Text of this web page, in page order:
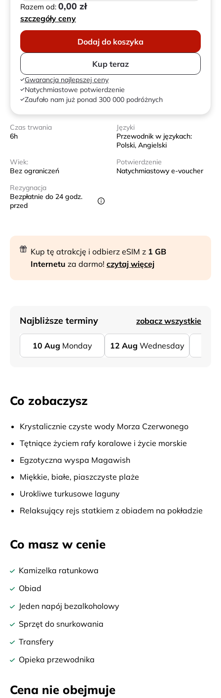
Razem od: 0,00 zł
szczegóły ceny
Dodaj do koszyka
Kup teraz
Gwarancja najlepszej ceny
Natychmiastowe potwierdzenie
Zaufało nam już ponad 300 000 podróżnych
Czas trwania
6h
Języki
Przewodnik w językach:
Polski, Angielski
Wiek:
Bez ograniczeń
Potwierdzenie
Natychmiastowy e-voucher
Rezygnacja
Bezpłatnie do 24 godz.
przed
Kup tę atrakcję i odbierz eSIM z 1 GB
Internetu za darmo! czytaj więcej
Najbliższe terminy zobacz wszystkie
10 Aug Monday 12 Aug Wednesday
Co zobaczysz
Krystalicznie czyste wody Morza Czerwonego
Tętniące życiem rafy koralowe i życie morskie
Egzotyczna wyspa Magawish
Miękkie, białe, piaszczyste plaże
Urokliwe turkusowe laguny
Relaksujący rejs statkiem z obiadem na pokładzie
Co masz w cenie
Kamizelka ratunkowa
Obiad
Jeden napój bezalkoholowy
Sprzęt do snurkowania
Transfery
Opieka przewodnika
Cena nie obejmuje